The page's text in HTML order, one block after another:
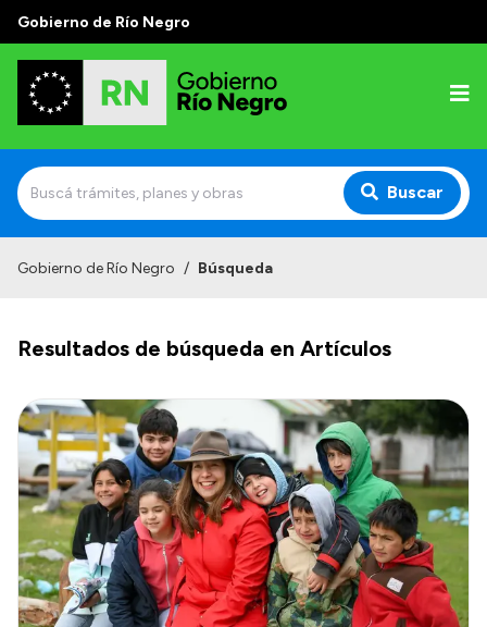
Gobierno de Río Negro
Buscar
Prensa
Autoridades y Organismos
Discursos en la Legislatura
Casa de Gobierno
Acerca de Río Negro
Historia
Geografía
Gobierno de Río Negro / Búsqueda
Resultados de búsqueda en Artículos